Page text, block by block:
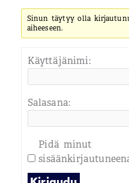
Sinun täytyy olla
aiheeseen.
Käyttäjänimi:
Salasana:
Pidä minut